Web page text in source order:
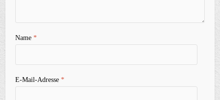
Name*
E-Mail-Adresse*